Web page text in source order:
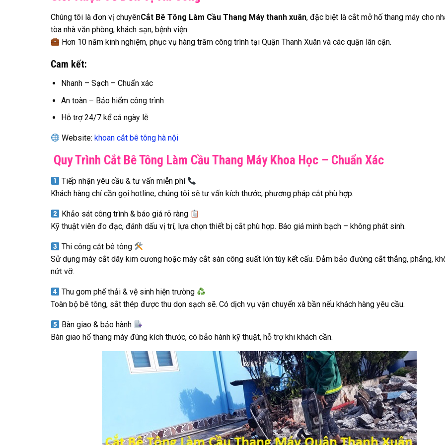
Chúng tôi là đơn vị chuyênCắt Bê Tông Làm Cầu Thang Máy thanh xuân, đặc biệt là cắt mở hố thang máy cho
tòa nhà văn phòng, khách sạn, bệnh viện.
Hơn 10 năm kinh nghiệm, phục vụ hàng trăm công trình tại Quận Thanh Xuân và các quận lân cận.
Cam kết:
Nhanh – Sạch – Chuẩn xác
An toàn – Bảo hiểm công trình
Hỗ trợ 24/7 kể cả ngày lễ
Website: khoan cắt bê tông hà nội
Quy Trình Cắt Bê Tông Làm Cầu Thang Máy Khoa Học – Chuẩn Xác
Tiếp nhận yêu cầu & tư vấn miễn phí
Khách hàng chỉ cần gọi hotline, chúng tôi sẽ tư vấn kích thước, phương pháp cắt phù hợp.
Khảo sát công trình & báo giá rõ ràng
Kỹ thuật viên đo đạc, đánh dấu vị trí, lựa chọn thiết bị cắt phù hợp. Báo giá minh bạch – không phát sinh.
Thi công cắt bê tông
Sử dụng máy cắt dây kim cương hoặc máy cắt sàn công suất lớn tùy kết cấu. Đảm bảo đường cắt thẳng, phẳng,
nứt vỡ.
Thu gom phế thải & vệ sinh hiện trường
Toàn bộ bê tông, sắt thép được thu dọn sạch sẽ. Có dịch vụ vận chuyển xà bần nếu khách hàng yêu cầu.
Bàn giao & bảo hành
Bàn giao hố thang máy đúng kích thước, có bảo hành kỹ thuật, hỗ trợ khi khách cần.